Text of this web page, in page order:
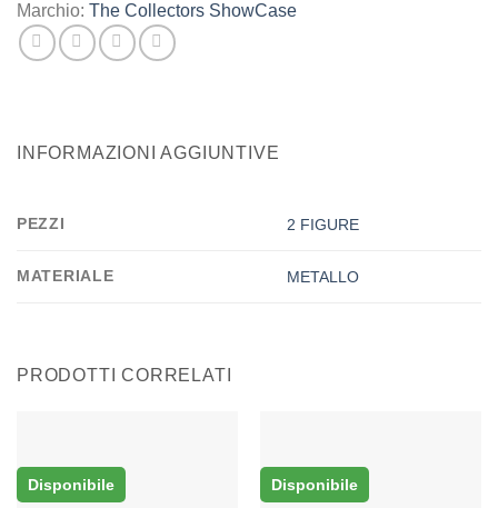
Marchio: The Collectors ShowCase
INFORMAZIONI AGGIUNTIVE
PEZZI 2 FIGURE
MATERIALE METALLO
PRODOTTI CORRELATI
Disponibile Disponibile